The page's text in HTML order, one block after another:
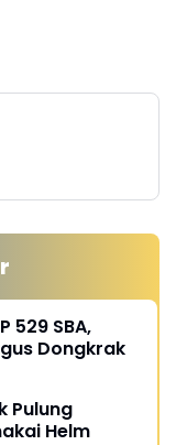
529 SBA,
Dongkrak
Pulung
Helm